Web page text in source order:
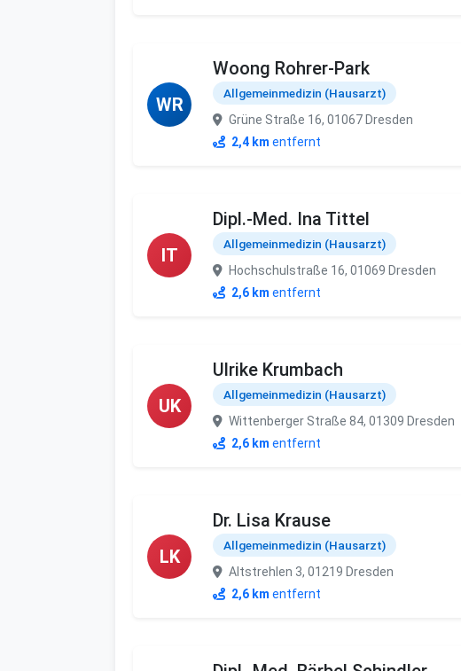
WR
Woong Rohrer-Park
Allgemeinmedizin (Hausarzt)
Grüne Straße 16, 01067 Dresden
2,4 km entfernt
IT
Dipl.-Med. Ina Tittel
Allgemeinmedizin (Hausarzt)
Hochschulstraße 16, 01069 Dresden
2,6 km entfernt
UK
Ulrike Krumbach
Allgemeinmedizin (Hausarzt)
Wittenberger Straße 84, 01309 Dresden
2,6 km entfernt
LK
Dr. Lisa Krause
Allgemeinmedizin (Hausarzt)
Altstrehlen 3, 01219 Dresden
2,6 km entfernt